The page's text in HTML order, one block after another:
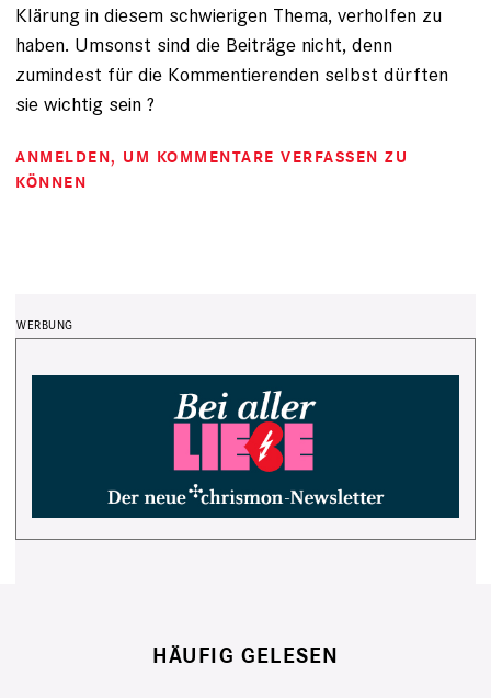
Klärung in diesem schwierigen Thema, verholfen zu
haben. Umsonst sind die Beiträge nicht, denn
zumindest für die Kommentierenden selbst dürften
sie wichtig sein ?
ANMELDEN, UM KOMMENTARE VERFASSEN ZU
KÖNNEN
HÄUFIG GELESEN